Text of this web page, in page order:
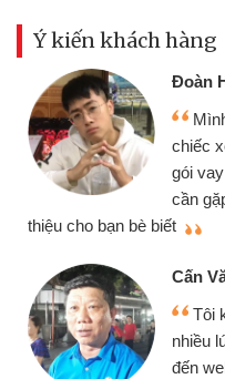
Ý kiến khách hàng
Đoàn
chiếc
gói
cần
thiệu cho bạn bè biết
Cấn
Tôi
nhiều
đến